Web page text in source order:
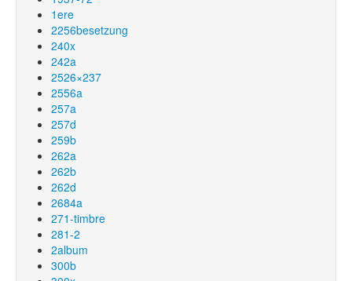
1ere
2256besetzung
240x
242a
2526×237
2556a
257a
257d
259b
262a
262b
262d
2684a
271-timbre
281-2
2album
300b